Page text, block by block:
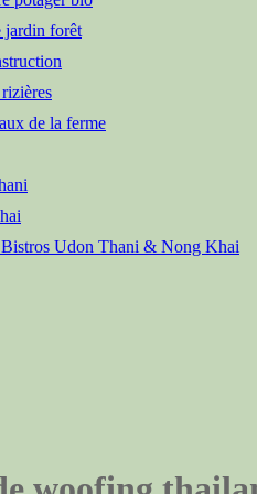
jardin forêt
de la ferme
Bistros Udon Thani & Nong Khai